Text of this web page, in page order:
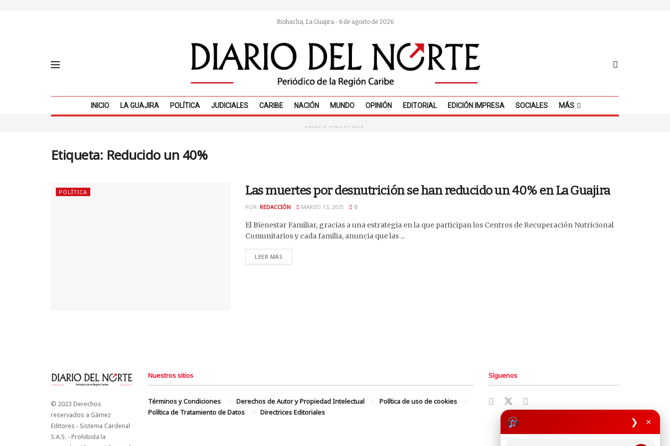
❯ ×
Riohacha, La Guajira - 6 de agosto de 2026
INICIO LA GUAJIRA POLÍTICA JUDICIALES CARIBE NACIÓN MUNDO OPINIÓN EDITORIAL EDICIÓN IMPRESA SOCIALES MÁS
ANUNCIO PUBLICITARIO
Etiqueta: Reducido un 40%
POLÍTICA Las muertes por desnutrición se han reducido un 40% en La Guajira
POR: REDACCIÓN MARZO 13, 2025 0
El Bienestar Familiar, gracias a una estrategia en la que participan los Centros de Recuperación Nutricional
Comunitarios y cada familia, anuncia que las ...
LEER MÁS
© 2023 Derechos
reservados a Gámez
Editores - Sistema Cardenal
S.A.S. - Prohibida la
Nuestros sitios
Términos y Condiciones Derechos de Autor y Propiedad Intelectual
Política de uso de cookies
Política de Tratamiento de Datos
Directrices Editoriales
Síguenos